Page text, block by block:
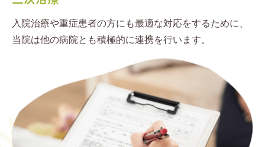
入院治療や重症患者の方にも最適な対応をするために、
当院は他の病院とも積極的に連携を行います。